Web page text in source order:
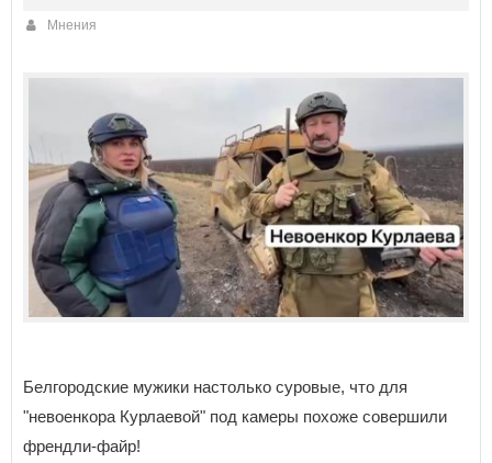
Мнения
Белгородские мужики настолько суровые, что для
"невоенкора Курлаевой" под камеры похоже совершили
френдли-файр!